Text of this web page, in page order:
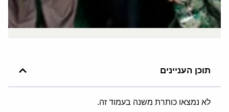
תוכן העניינים
לא נמצאו כותרת משנה בעמוד זה.